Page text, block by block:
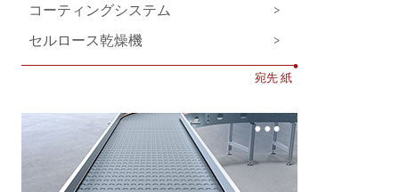
コーティングシステム
>
セルロース乾燥機
>
•
宛先 紙